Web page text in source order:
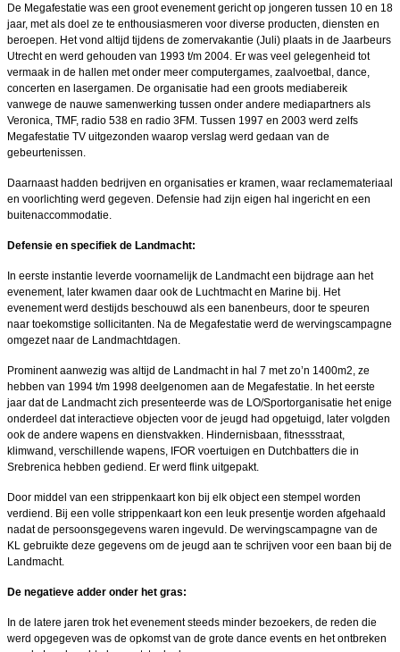
De Megafestatie was een groot evenement gericht op jongeren tussen 10 en 18
jaar, met als doel ze te enthousiasmeren voor diverse producten, diensten en
beroepen. Het vond altijd tijdens de zomervakantie (Juli) plaats in de Jaarbeurs
Utrecht en werd gehouden van 1993 t/m 2004. Er was veel gelegenheid tot
vermaak in de hallen met onder meer computergames, zaalvoetbal, dance,
concerten en lasergamen. De organisatie had een groots mediabereik
vanwege de nauwe samenwerking tussen onder andere mediapartners als
Veronica, TMF, radio 538 en radio 3FM. Tussen 1997 en 2003 werd zelfs
Megafestatie TV uitgezonden waarop verslag werd gedaan van de
gebeurtenissen.
Daarnaast hadden bedrijven en organisaties er kramen, waar reclamemateriaal
en voorlichting werd gegeven. Defensie had zijn eigen hal ingericht en een
buitenaccommodatie.
Defensie en specifiek de Landmacht:
In eerste instantie leverde voornamelijk de Landmacht een bijdrage aan het
evenement, later kwamen daar ook de Luchtmacht en Marine bij. Het
evenement werd destijds beschouwd als een banenbeurs, door te speuren
naar toekomstige sollicitanten. Na de Megafestatie werd de wervingscampagne
omgezet naar de Landmachtdagen.
Prominent aanwezig was altijd de Landmacht in hal 7 met zo’n 1400m2, ze
hebben van 1994 t/m 1998 deelgenomen aan de Megafestatie. In het eerste
jaar dat de Landmacht zich presenteerde was de LO/Sportorganisatie het enige
onderdeel dat interactieve objecten voor de jeugd had opgetuigd, later volgden
ook de andere wapens en dienstvakken. Hindernisbaan, fitnessstraat,
klimwand, verschillende wapens, IFOR voertuigen en Dutchbatters die in
Srebrenica hebben gediend. Er werd flink uitgepakt.
Door middel van een strippenkaart kon bij elk object een stempel worden
verdiend. Bij een volle strippenkaart kon een leuk presentje worden afgehaald
nadat de persoonsgegevens waren ingevuld. De wervingscampagne van de
KL gebruikte deze gegevens om de jeugd aan te schrijven voor een baan bij de
Landmacht.
De negatieve adder onder het gras:
In de latere jaren trok het evenement steeds minder bezoekers, de reden die
werd opgegeven was de opkomst van de grote dance events en het ontbreken